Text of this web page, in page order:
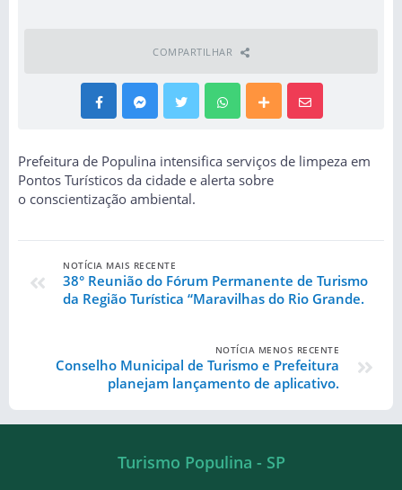
COMPARTILHAR
Prefeitura de Populina intensifica serviços de limpeza em
Pontos Turísticos da cidade e alerta sobre
o conscientização ambiental.
NOTÍCIA MAIS RECENTE
38° Reunião do Fórum Permanente de Turismo
da Região Turística “Maravilhas do Rio Grande.
NOTÍCIA MENOS RECENTE
Conselho Municipal de Turismo e Prefeitura
planejam lançamento de aplicativo.
Turismo Populina - SP